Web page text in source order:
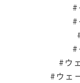
ウ
ウェ